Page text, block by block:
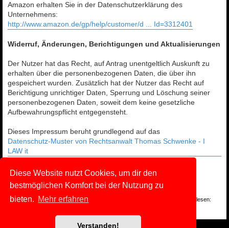
Diese Website nutzt Cookies, um dir den
bestmöglichen Komfort bei der Nutzung zu
bieten. Mehr erfahren
Verstanden!
Amazon erhalten Sie in der Datenschutzerklärung des
Unternehmens:
http://www.amazon.de/gp/help/customer/d ... Id=3312401
Widerruf, Änderungen, Berichtigungen und Aktualisierungen
Der Nutzer hat das Recht, auf Antrag unentgeltlich Auskunft zu
erhalten über die personenbezogenen Daten, die über ihn
gespeichert wurden. Zusätzlich hat der Nutzer das Recht auf
Berichtigung unrichtiger Daten, Sperrung und Löschung seiner
personenbezogenen Daten, soweit dem keine gesetzliche
Aufbewahrungspflicht entgegensteht.
Dieses Impressum beruht grundlegend auf das
Datenschutz-Muster von Rechtsanwalt Thomas Schwenke - I
LAW it
Nutzungsbedingungen und
Datenschutzerklärung
Du kannst die Nutzungsbedingungen und die Datenschutzrichtlinie hier nachlesen: